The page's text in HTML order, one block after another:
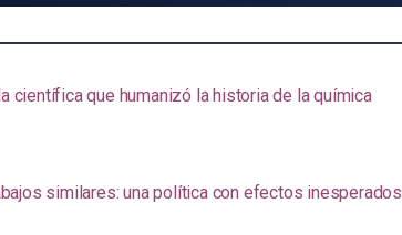
científica que humanizó la historia de la química
similares: una política con efectos inesperados